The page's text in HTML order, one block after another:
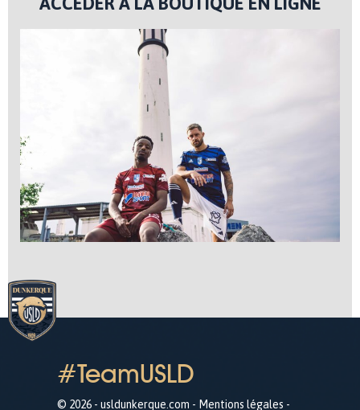
#TeamUSLD
© 2026 - usldunkerque.com - Mentions légales -